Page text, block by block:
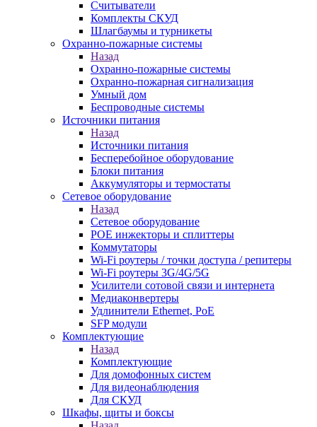
Считыватели
Комплекты СКУД
Шлагбаумы и турникеты
Охранно-пожарные системы
Назад
Охранно-пожарные системы
Охранно-пожарная сигнализация
Умный дом
Беспроводные системы
Источники питания
Назад
Источники питания
Бесперебойное оборудование
Блоки питания
Аккумуляторы и термостаты
Сетевое оборудование
Назад
Сетевое оборудование
POE инжекторы и сплиттеры
Коммутаторы
Wi-Fi роутеры / точки доступа / репитеры
Wi-Fi роутеры 3G/4G/5G
Усилители сотовой связи и интернета
Медиаконвертеры
Удлинители Ethernet, PoE
SFP модули
Комплектующие
Назад
Комплектующие
Для домофонных систем
Для видеонаблюдения
Для СКУД
Шкафы, щиты и боксы